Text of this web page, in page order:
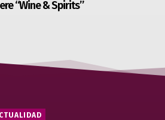
“Wine & Spirits”